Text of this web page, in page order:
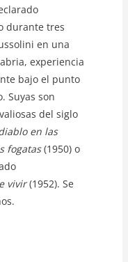
durante tres
en una
experiencia
bajo el punto
Suyas son
del siglo
en las
fogatas(1950) o
vivir(1952). Se